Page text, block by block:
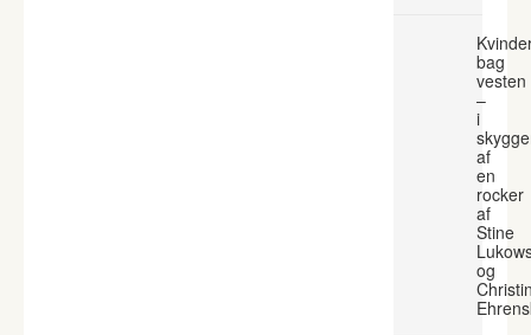
bag
vesten
–
i
af
en
rocker
af
Stine
og